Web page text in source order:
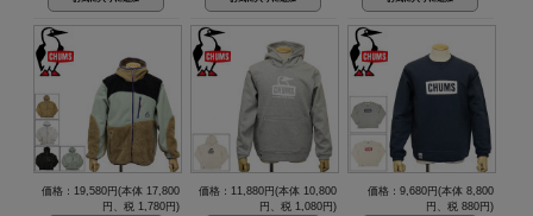
価格：19,580円(本体 17,800
円、税 1,780円)
価格：11,880円(本体 10,800
円、税 1,080円)
価格：9,680円(本体 8,800
円、税 880円)